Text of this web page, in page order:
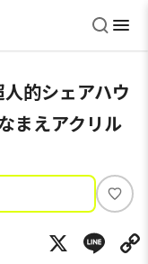
人的シェアハウ
まえアクリル
い
ね
X